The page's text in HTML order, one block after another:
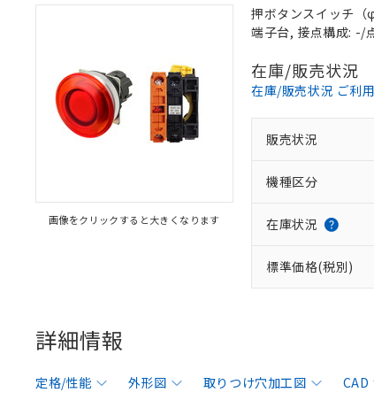
画像をクリックすると大きくなります
押ボタンスイッチ（
端子台, 接点構成: -/
在庫/販売状況
在庫/販売状況 ご利
販売状況
機種区分
在庫状況
標準価格(税別)
詳細情報
定格/性能 外形図 取りつけ穴加工図 CAD